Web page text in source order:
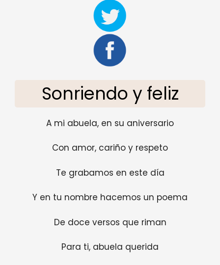
Sonriendo y feliz
A mi abuela, en su aniversario
Con amor, cariño y respeto
Te grabamos en este día
Y en tu nombre hacemos un poema
De doce versos que riman
Para ti, abuela querida